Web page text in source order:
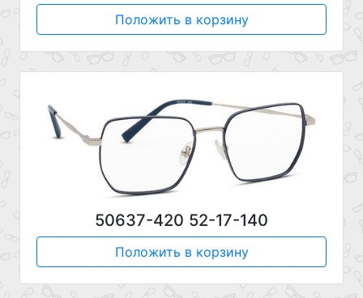
Положить в корзину
50637-420 52-17-140
Положить в корзину